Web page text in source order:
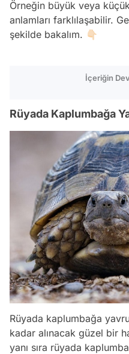
Örneğin büyük veya
anlamları farklılaşabilir.
şekilde bakalım. 👇🏻
İçeriğin
Rüyada Kaplumbağa
Rüyada kaplumbağa
kadar alınacak güzel bir
yanı sıra rüyada